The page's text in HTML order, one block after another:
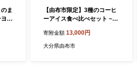
ま
ー
【由布市限定】3種のコーヒ
ーアイス食べ比べセット ~ユ
個）
寄附金額 13,000円
大分県由布市